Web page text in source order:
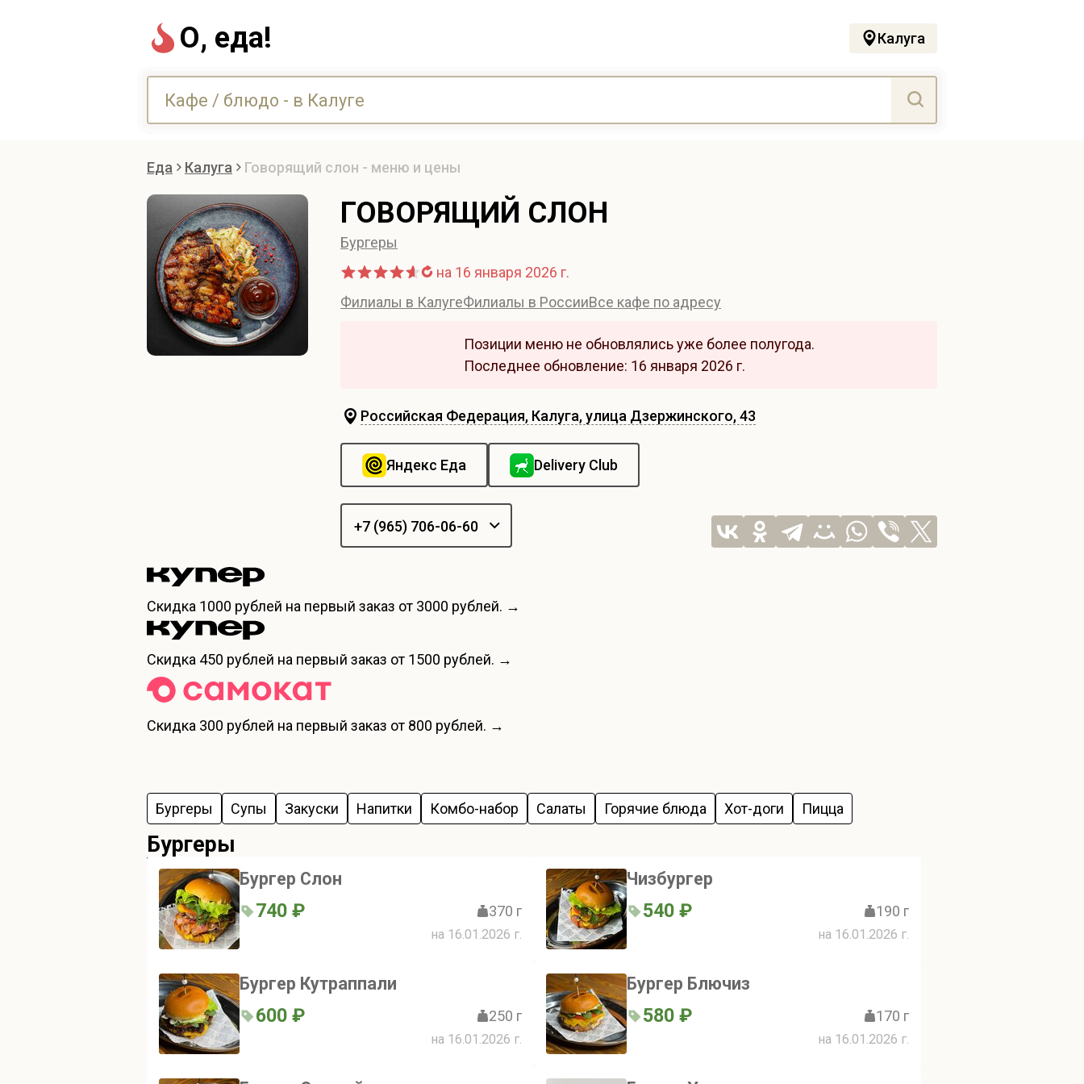
О, еда! Калуга
Еда Калуга Говорящий слон - меню и цены
ГОВОРЯЩИЙ СЛОН
Бургеры
на 16 января 2026 г.
Филиалы в КалугеФилиалы в РоссииВсе кафе по адресу
Позиции меню не обновлялись уже более полугода.
Последнее обновление: 16 января 2026 г.
Российская Федерация, Калуга, улица Дзержинского, 43
Яндекс Еда Delivery Club
+7 (965) 706-06-60
Скидка 1000 рублей на первый заказ от 3000 рублей. →
Скидка 450 рублей на первый заказ от 1500 рублей. →
Скидка 300 рублей на первый заказ от 800 рублей. →
Бургеры Супы Закуски Напитки Комбо-набор Салаты Горячие блюда Хот-доги Пицца
Бургеры
Бургер Слон
740 ₽ 370 г
на 16.01.2026 г.
Чизбургер
540 ₽ 190 г
на 16.01.2026 г.
Бургер Кутраппали
600 ₽ 250 г
на 16.01.2026 г.
Бургер Блючиз
580 ₽ 170 г
на 16.01.2026 г.